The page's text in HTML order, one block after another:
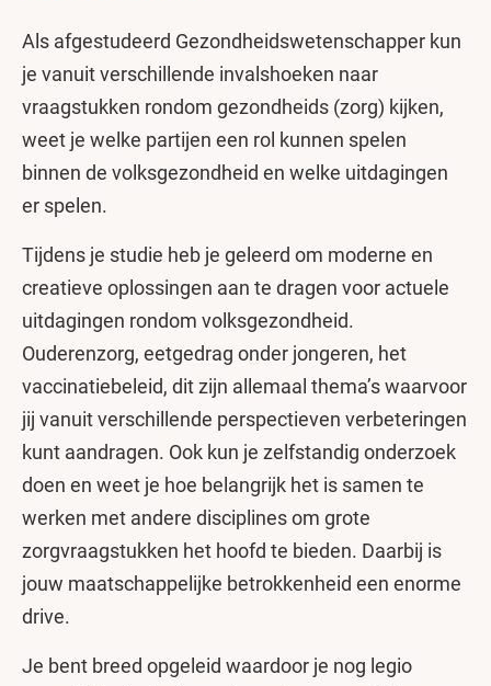
Als afgestudeerd Gezondheidswetenschapper kun
je vanuit verschillende invalshoeken naar
vraagstukken rondom gezondheids (zorg) kijken,
weet je welke partijen een rol kunnen spelen
binnen de volksgezondheid en welke uitdagingen
er spelen.
Tijdens je studie heb je geleerd om moderne en
creatieve oplossingen aan te dragen voor actuele
uitdagingen rondom volksgezondheid.
Ouderenzorg, eetgedrag onder jongeren, het
vaccinatiebeleid, dit zijn allemaal thema’s waarvoor
jij vanuit verschillende perspectieven verbeteringen
kunt aandragen. Ook kun je zelfstandig onderzoek
doen en weet je hoe belangrijk het is samen te
werken met andere disciplines om grote
zorgvraagstukken het hoofd te bieden. Daarbij is
jouw maatschappelijke betrokkenheid een enorme
drive.
Je bent breed opgeleid waardoor je nog legio